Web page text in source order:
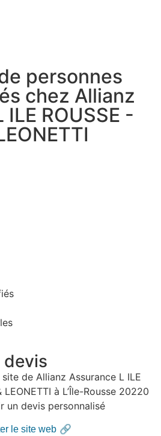
personnes
chez Allianz
ROUSSE -
devis
de Allianz Assurance L ILE
LEONETTI à L’Île-Rousse 20220
un devis personnalisé
le site web 🔗